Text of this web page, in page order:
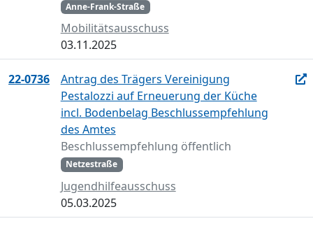
Anne-Frank-Straße
Mobilitätsausschuss
03.11.2025
22-0736
Antrag des Trägers Vereinigung
Pestalozzi auf Erneuerung der Küche
incl. Bodenbelag Beschlussempfehlung
des Amtes
Beschlussempfehlung öffentlich
Netzestraße
Jugendhilfeausschuss
05.03.2025